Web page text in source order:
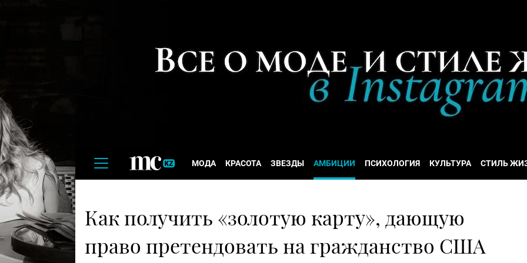
МОДА КРАСОТА ЗВЕЗДЫ АМБИЦИИ ПСИХОЛОГИЯ КУЛЬТУРА СТИЛЬ
Как получить «золотую карту», дающую
право претендовать на гражданство США